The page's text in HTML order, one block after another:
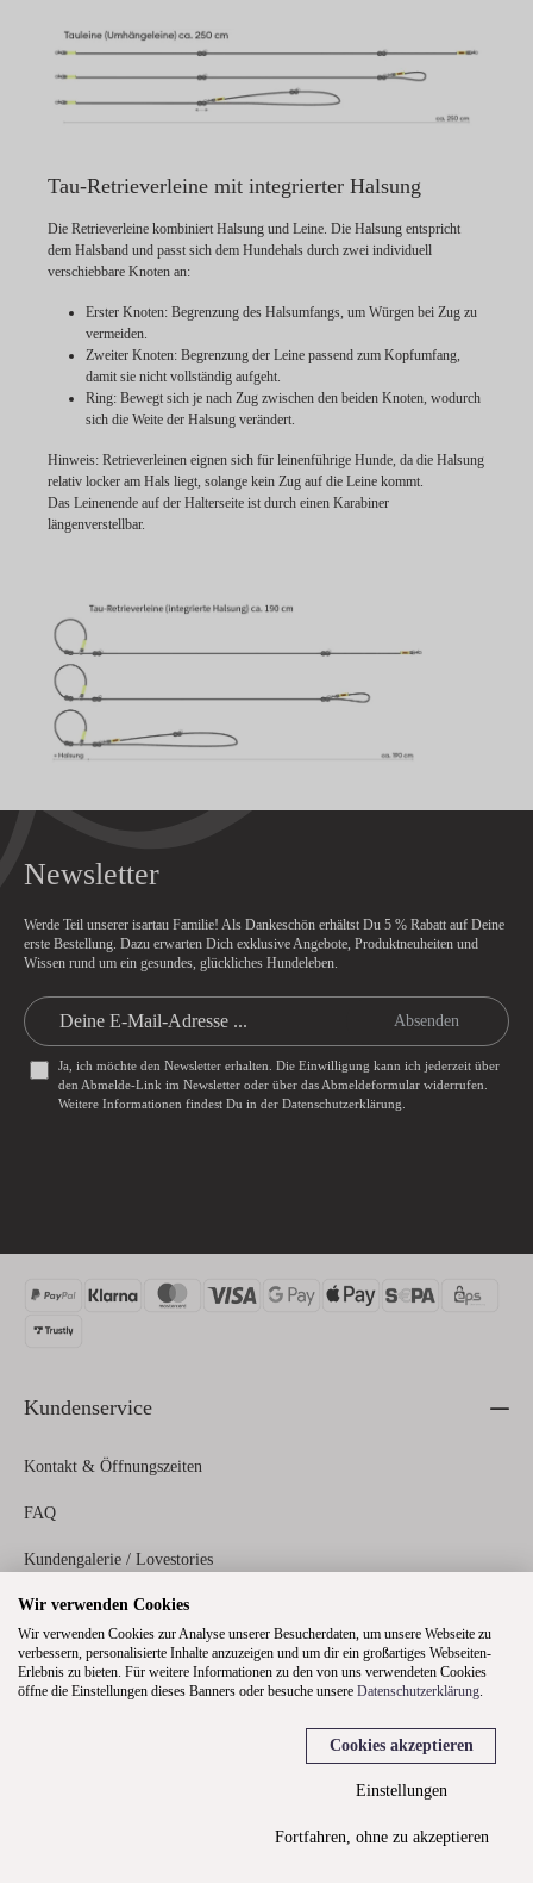
Tau-Retrieverleine mit integrierter Halsung
Die Retrieverleine kombiniert Halsung und Leine. Die Halsung entspricht
dem Halsband und passt sich dem Hundehals durch zwei individuell
verschiebbare Knoten an:
Erster Knoten: Begrenzung des Halsumfangs, um Würgen bei Zug zu
vermeiden.
Zweiter Knoten: Begrenzung der Leine passend zum Kopfumfang,
damit sie nicht vollständig aufgeht.
Ring: Bewegt sich je nach Zug zwischen den beiden Knoten, wodurch
sich die Weite der Halsung verändert.
Hinweis: Retrieverleinen eignen sich für leinenführige Hunde, da die Halsung
relativ locker am Hals liegt, solange kein Zug auf die Leine kommt.
Das Leinenende auf der Halterseite ist durch einen Karabiner
längenverstellbar.
Newsletter
Werde Teil unserer isartau Familie! Als Dankeschön erhältst Du 5 % Rabatt auf Deine
erste Bestellung. Dazu erwarten Dich exklusive Angebote, Produktneuheiten und
Wissen rund um ein gesundes, glückliches Hundeleben.
Absenden
Ja, ich möchte den Newsletter erhalten. Die Einwilligung kann ich jederzeit über
den Abmelde-Link im Newsletter oder über das Abmeldeformularwiderrufen.
Weitere Informationen findest Du in der Datenschutzerklärung
Kundenservice
Kontakt & Öffnungszeiten
FAQ
Kundengalerie / Lovestories
Zahlungs- und Versandinformationen
Rechtliches
Fortfahren, ohne zu akzeptieren
Wir verwenden Cookies
Wir verwenden Cookies zur Analyse unserer Besucherdaten, um unsere Webseite zu
verbessern, personalisierte Inhalte anzuzeigen und um dir ein großartiges Webseiten-
Erlebnis zu bieten. Für weitere Informationen zu den von uns verwendeten Cookies
öffne die Einstellungen dieses Banners oder besuche unsere Datenschutzerklärung.
Cookies akzeptieren
Einstellungen